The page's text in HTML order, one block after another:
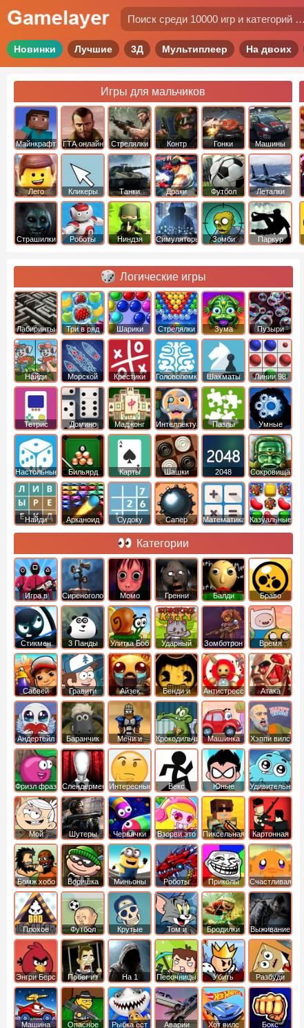
Новинки Лучшие 3Д Мультиплеер На двоих
Игры для мальчиков
Майнкрафт ГТА онлайн Стрелялки
Контр
Страйк
Гонки Машины
Лего Кликеры Танки Драки Футбол Леталки
Страшилки Роботы Ниндзя Симуляторы Зомби Паркур
Логические игры
Лабиринты Три в ряд Шарики
Стрелялки
Шариками
Зума Пузыри
Найди
отличия
Морской
бой
Крестики
нолики
Головоломки Шахматы Линии 98
Тетрис Домино Маджонг ИнтеллектуальныеПазлы Умные
Настольные Бильярд Карты Шашки 2048
Cокровища
Монтесумы
Найди
Арканоид Судоку Сапер Математика Казуальные
Категории
Игра в
Кальмара
Сиреноголовый Момо Гренни Балди
Браво
Старс
Стикмен 3 Панды Улитка Боб
Ударный
отряд котят
Зомботрон
Время
Приключений
Сабвей
Серф
Гравити
Фолз
Айзек
Бенди и
Чернильная
машина
Антистресс
Атака
Титанов
Андертейл
Баранчик
Шон
Мечи и
Сандали
Крокодильчик
Свомпи
Машинка
Вилли
Хэппи вилс
Фризл фраз Слендермен Интересные Векс
Юные
титаны
вперед
Удивительный
мир
Гамбола
Мой
шумный
дом
Шутеры Червячки Взорви это
Пиксельная
война
Картонная
башка
Бомж хобо
Воришка
боб
Миньоны
Роботы
динозавры
Приколы
Счастливая
обезьянка
Плохое
мороженое
Футбол
головами
Крутые
Том и
джерри
Бродилки
Приключения
Выживание
Энгри Берс
Побег из
тюрьмы
На 1 Песочницы
Убить
короля
Разбуди
коробку
Машина
Опасное
Рыбка ест
Аварии
Хот вилс Бокс